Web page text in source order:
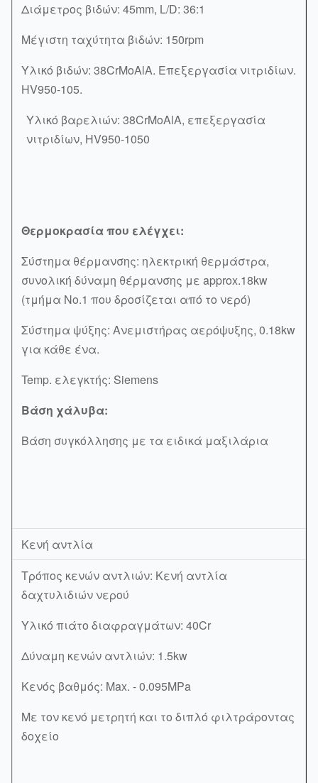
Διάμετρος βιδών: 45mm, L/D: 36:1
Μέγιστη ταχύτητα βιδών: 150rpm
Υλικό βιδών: 38CrMoAlA. Επεξεργασία νιτριδίων.
HV950-105.
Υλικό βαρελιών: 38CrMoAlA, επεξεργασία
νιτριδίων, HV950-1050
Θερμοκρασία που ελέγχει:
Σύστημα θέρμανσης: ηλεκτρική θερμάστρα,
συνολική δύναμη θέρμανσης με approx.18kw
(τμήμα No.1 που δροσίζεται από το νερό)
Σύστημα ψύξης: Ανεμιστήρας αερόψυξης, 0.18kw
για κάθε ένα.
Temp. ελεγκτής: Siemens
Βάση χάλυβα:
Βάση συγκόλλησης με τα ειδικά μαξιλάρια
Κενή αντλία
Τρόπος κενών αντλιών: Κενή αντλία
δαχτυλιδιών νερού
Υλικό πιάτο διαφραγμάτων: 40Cr
Δύναμη κενών αντλιών: 1.5kw
Κενός βαθμός: Max. - 0.095MPa
Με τον κενό μετρητή και το διπλό φιλτράροντας
δοχείο